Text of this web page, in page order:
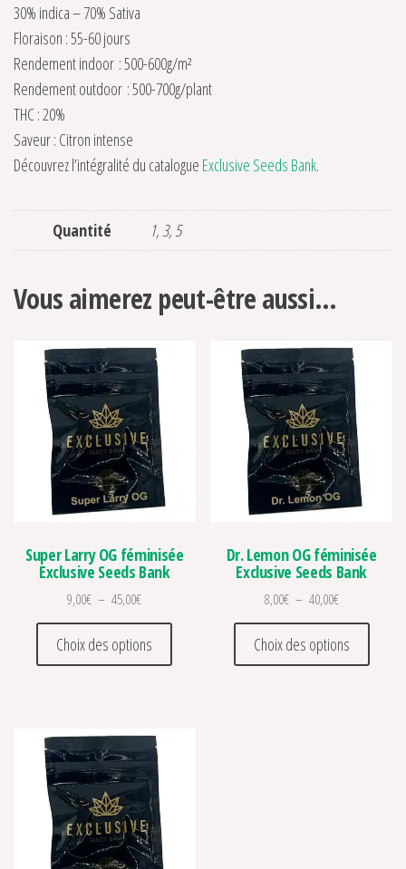
30% indica – 70% Sativa
Floraison : 55-60 jours
Rendement indoor : 500-600g/m²
Rendement outdoor : 500-700g/plant
THC : 20%
Saveur : Citron intense
Découvrez l’intégralité du catalogue Exclusive Seeds Bank.
Quantité 1, 3, 5
Vous aimerez peut-être aussi…
Super Larry OG féminisée
Exclusive Seeds Bank
9,00€ – 45,00€Plage de prix : 9,00€ à 45,00€
Choix des options
Ce produit a plusieurs variations. Les
Dr. Lemon OG féminisée
Exclusive Seeds Bank
8,00€ – 40,00€Plage de prix
Choix des options
Ce